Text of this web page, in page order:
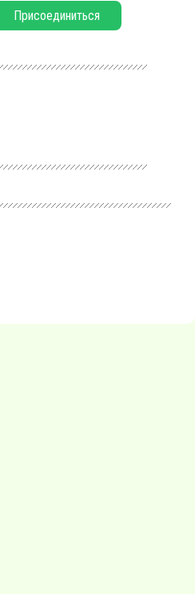
Присоединиться